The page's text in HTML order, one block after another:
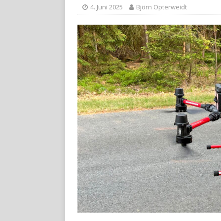
4. Juni 2025 Björn Opterweidt